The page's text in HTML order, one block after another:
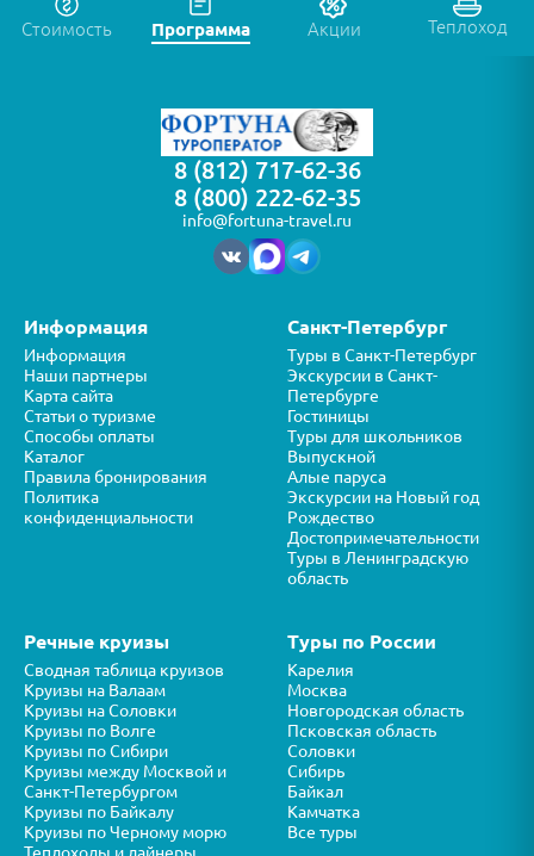
Стоимость Программа Акции Теплоход
8 (812) 717-62-36
8 (800) 222-62-35
info@fortuna-travel.ru
Информация
Информация
Наши партнеры
Карта сайта
Статьи о туризме
Способы оплаты
Каталог
Правила бронирования
Политика
конфиденциальности
Санкт-Петербург
Туры в Санкт-Петербург
Экскурсии в Санкт-
Петербурге
Гостиницы
Туры для школьников
Выпускной
Алые паруса
Экскурсии на Новый год
Рождество
Достопримечательности
Туры в Ленинградскую
область
Речные круизы
Сводная таблица круизов
Круизы на Валаам
Круизы на Соловки
Круизы по Волге
Круизы по Сибири
Круизы между Москвой и
Санкт-Петербургом
Круизы по Байкалу
Круизы по Черному морю
Туры по России
Карелия
Москва
Новгородская область
Псковская область
Соловки
Сибирь
Байкал
Камчатка
Все туры